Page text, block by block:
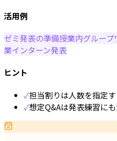
活用例
ゼミ発表の準備授業内グループ
業インターン発表
ヒント
✓担当割りは人数を指定
✓想定Q&Aは発表練習に